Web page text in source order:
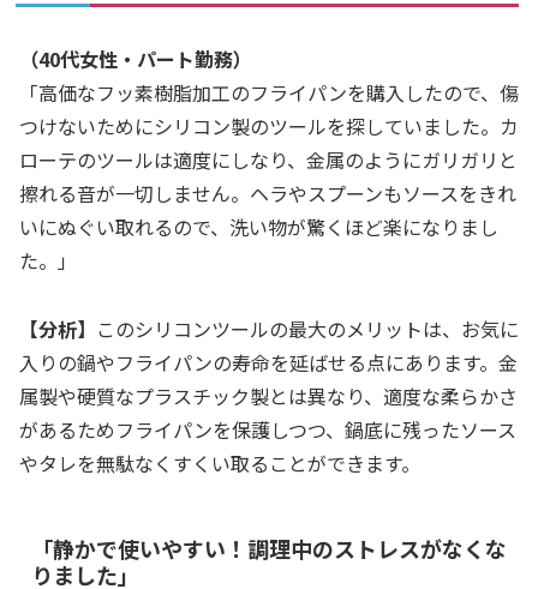
（40代女性・パート勤務）
「高価なフッ素樹脂加工のフライパンを購入したので、傷
つけないためにシリコン製のツールを探していました。カ
ローテのツールは適度にしなり、金属のようにガリガリと
擦れる音が一切しません。ヘラやスプーンもソースをきれ
いにぬぐい取れるので、洗い物が驚くほど楽になりまし
た。」
【分析】 このシリコンツールの最大のメリットは、お気に
入りの鍋やフライパンの寿命を延ばせる点にあります。金
属製や硬質なプラスチック製とは異なり、適度な柔らかさ
があるためフライパンを保護しつつ、鍋底に残ったソース
やタレを無駄なくすくい取ることができます。
「静かで使いやすい！調理中のストレスがなくな
りました」